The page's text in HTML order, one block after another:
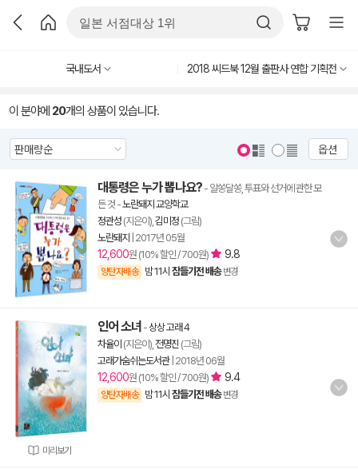
국내도서 2018 씨드북 12월 출판사 연합 기획전
이 분야에 20개의 상품이 있습니다.
옵션
대통령은 누가 뽑나요? - 알쏭달쏭, 투표와 선거에 관한 모
든 것 -노란돼지 교양학교
정관성 (지은이), 김미정 (그림)
노란돼지
2017년 05월
12,600원 (10% 할인 / 700원) 9.8
양탄자배송 밤 11시 잠들기전 배송 변경
미리보기
인어 소녀 -상상 고래 4
차율이 (지은이), 전명진 (그림)
고래가숨쉬는도서관| 2018년 06월
12,600원 (10% 할인 / 700원) 9.4
양탄자배송 밤 11시 잠들기전 배송 변경